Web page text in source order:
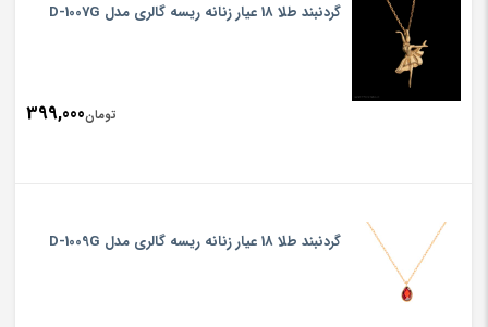
گردنبند طلا 18 عیار زنانه ریسه گالری مدل D-1007G
تومان399,000
گردنبند طلا 18 عیار زنانه ریسه گالری مدل D-1009G